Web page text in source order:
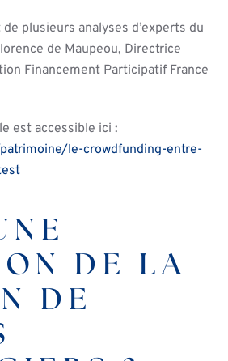
plusieurs analyses d’experts du
de Maupeou, Directrice
Financement Participatif France
est accessible ici :
le-crowdfunding-entre-
DE LA
DE